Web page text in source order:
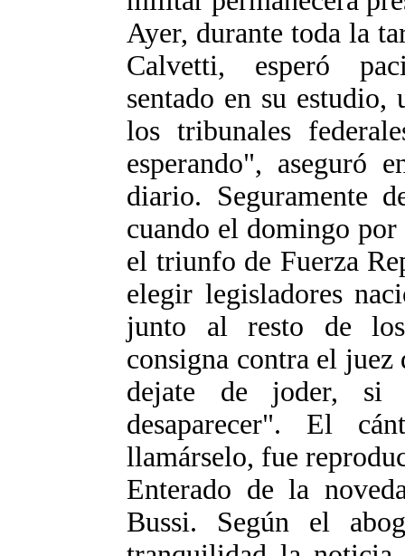
Ayer, durante toda la
Calvetti, esperó
sentado en su estudio,
los tribunales
esperando", aseguró
diario. Seguramente
cuando el domingo
el triunfo de Fuerza
elegir legisladores
junto al resto de
consigna contra el juez
dejate de joder,
desaparecer". El
llamárselo, fue
Enterado de la
Bussi. Según el